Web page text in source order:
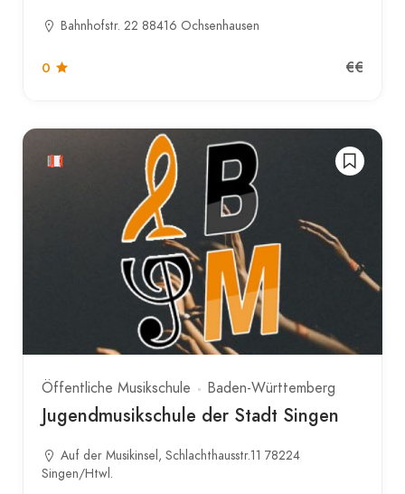
Bahnhofstr. 22 88416 Ochsenhausen
0 €€
Öffentliche Musikschule Baden-Württemberg
Jugendmusikschule der Stadt Singen
Auf der Musikinsel, Schlachthausstr.11 78224
Singen/Htwl.